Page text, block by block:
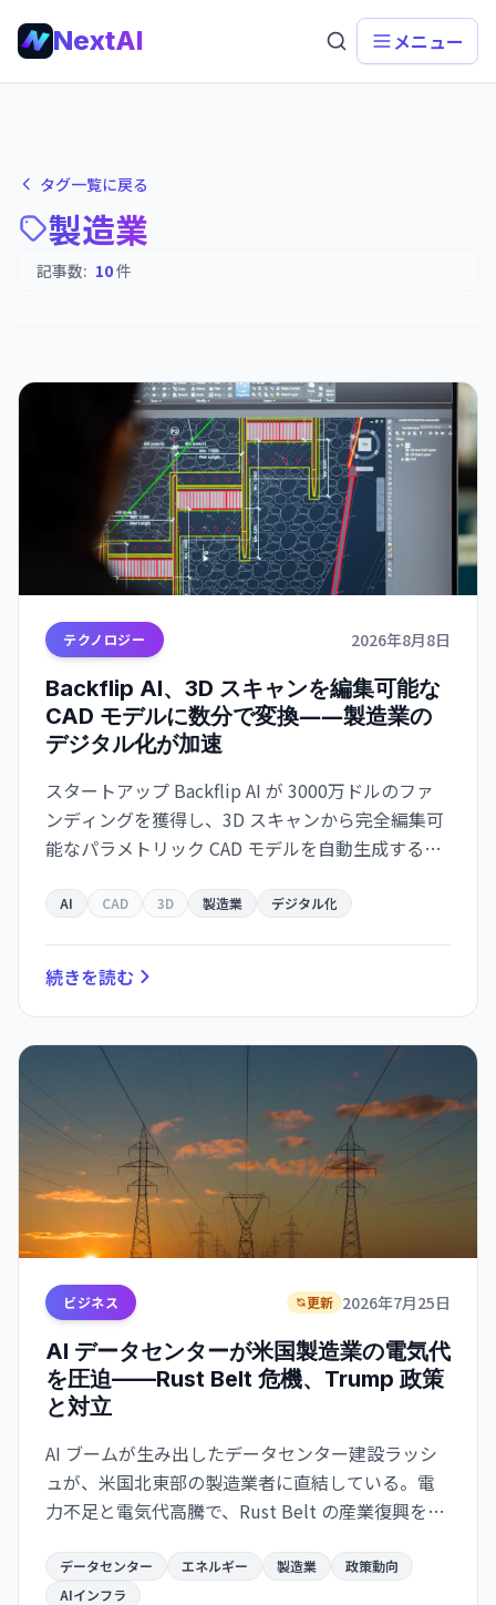
NextAI メニュー
タグ一覧に戻る
製造業
記事数: 10件
テクノロジー 2026年8月8日
Backflip AI、3D スキャンを編集可能な
CAD モデルに数分で変換――製造業の
デジタル化が加速
スタートアップ Backflip AI が 3000万ドルのファ
ンディングを獲得し、3D スキャンから完全編集可
能なパラメトリック CAD モデルを自動生成するソ
で、従来は何時間もかかっていた作業が数分に短
AI CAD 3D 製造業 デジタル化
続きを読む
ビジネス 更新 2026年7月25日
AI データセンターが米国製造業の電気代
を圧迫——Rust Belt 危機、Trump 政策
と対立
AI ブームが生み出したデータセンター建設ラッシ
ュが、米国北東部の製造業者に直結している。電
力不足と電気代高騰で、Rust Belt の産業復興を掲
況が生まれた。
データセンター エネルギー 製造業
政策動向
AIインフラ